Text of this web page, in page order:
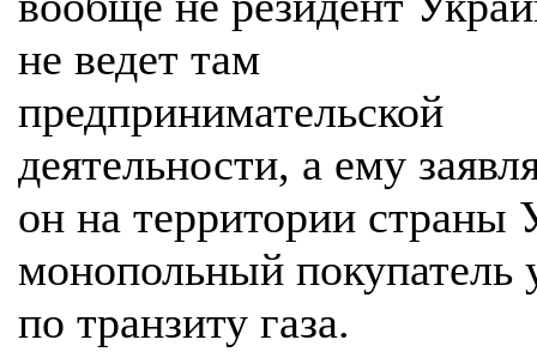
не ведет там
предпринимательской
деятельности, а ему
он на территории страны
монопольный покупатель
по транзиту газа.